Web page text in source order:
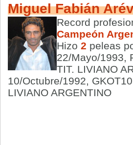
Miguel Fabián
Record
Campeón
Hizo 2 peleas
22/Mayo/1993,
TIT. LIVIANO
10/Octubre/1992,
LIVIANO ARGENTINO